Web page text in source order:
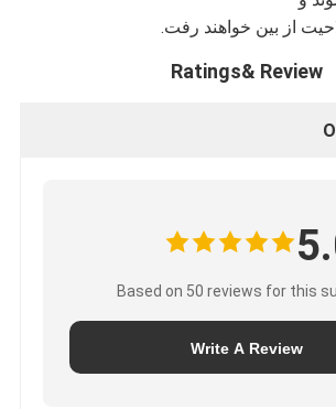
از بین خواهند رفت.
Ratings& Review
Based on 50 reviews for this
Write A Review